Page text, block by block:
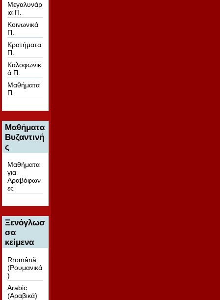
Μεγαλυνάρ
ια Π.
Κοινωνικά
Π.
Κρατήματα
Π.
Καλοφωνικ
ά Π.
Μαθήματα
Π.
Μαθήματα
Βυζαντινή
ς
Μαθήματα
για
Αραβόφων
ες
Ξενόγλωσ
σα
κείμενα
Rromână
(Ρουμανικά
)
Arabic
(Αραβικά)